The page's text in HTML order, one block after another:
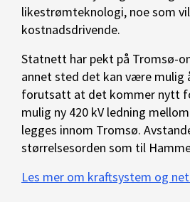
likestrømteknologi, noe som
kostnadsdrivende.
Statnett har pekt på Tromsø-
annet sted det kan være mulig
forutsatt at det kommer nytt
mulig ny 420 kV ledning
legges innom Tromsø.
størrelsesorden som til
Les mer om kraftsystem og